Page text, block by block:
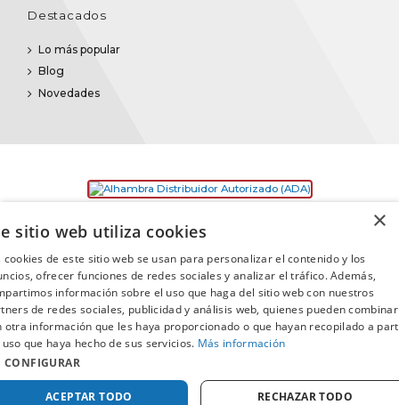
Destacados
Lo más popular
Blog
Novedades
©2025 Promusica· Todos los derechos reservados
×
sitio web utiliza cookies
cookies de este sitio web se usan para personalizar el contenido y los
ofrecer funciones de redes sociales y analizar el tráfico. Además,
información sobre el uso que haga del sitio web con nuestros
de redes sociales, publicidad y análisis web, quienes pueden
otra información que les haya proporcionado o que hayan recopilado a
que haya hecho de sus servicios. Más información
CONFIGURAR
ACEPTAR TODO RECHAZAR TODO